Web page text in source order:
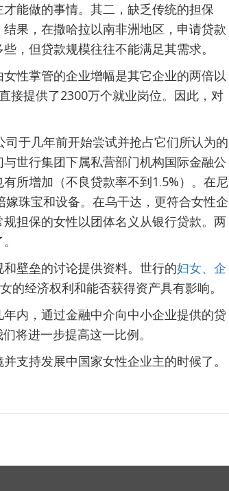
能做的事情。其二，缺乏传统的担保
果，在撒哈拉以南非洲地区，申请贷款
，但贷款规模往往不能满足其需求。
性掌管的企业增幅是其它企业的两倍以
接提供了2300万个就业岗位。因此，对
于几年前开始尝试并抢占它们所认为的
世行集团下属私营部门机构国际金融公
所增加（不良贷款率不到1.5%）。在尼
珠宝和设备。在乌干达，更符合女性企
担保的女性以团体名义从银行贷款。两
壁垒的讨论提供资料。世行的妇女、企
经济权利和能否获得资产具有影响。
内，通过金融中介向中小企业提供的贷
将进一步提高这一比例。
支持发展中国家女性企业主的时候了。